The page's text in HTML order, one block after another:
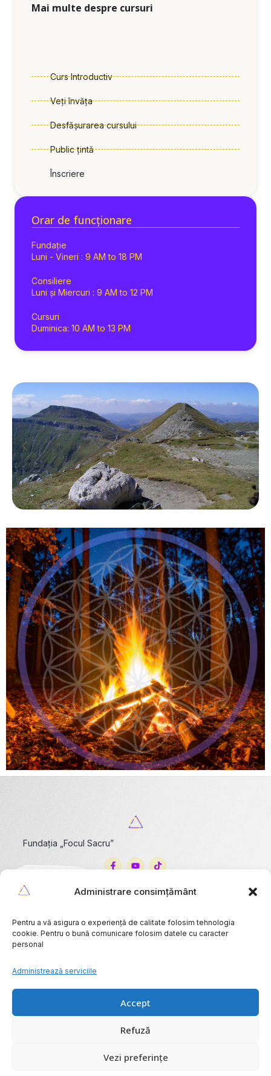
Administrare consimțământ
Pentru a vă asigura o experiență de calitate folosim tehnologia
cookie. Pentru o bună comunicare folosim datele cu caracter
personal
Administrează serviciile
Accept
Refuză
Vezi preferințe
Mai multe despre cursuri
Curs Introductiv
Veți învăța
Desfășurarea cursului
Public țintă
Înscriere
Orar de funcționare
Fundație
Luni - Vineri : 9 AM to 18 PM
Consiliere
Luni și Miercuri : 9 AM to 12 PM
Cursuri
Duminica: 10 AM to 13 PM
Fundația „Focul Sacru”
Telefon
Tel:0745513544
Email
Politica de confidențialitate
Copyright © 2025 Fundația „Focul Sacru”, All rights reserved. Powered by
Ronicut IT S.R.L..